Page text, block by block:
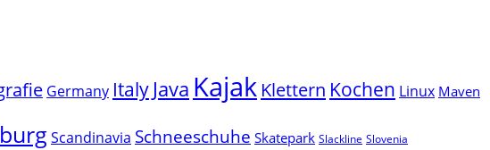
Germany Italy Java Kajak Klettern Kochen Linux Maven
Scandinavia Schneeschuhe Skatepark Slackline Slovenia